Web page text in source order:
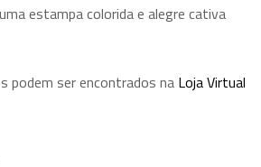
estampa colorida e alegre cativa
podem ser encontrados na Loja Virtual